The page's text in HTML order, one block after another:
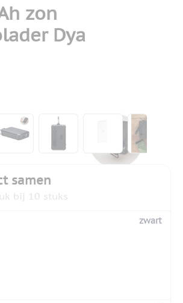
zon
Dya
image
View larger imageView larger image
View larger
samen
bij 10 stuks
zwart